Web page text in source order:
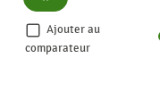
Ajouter au
comparateur